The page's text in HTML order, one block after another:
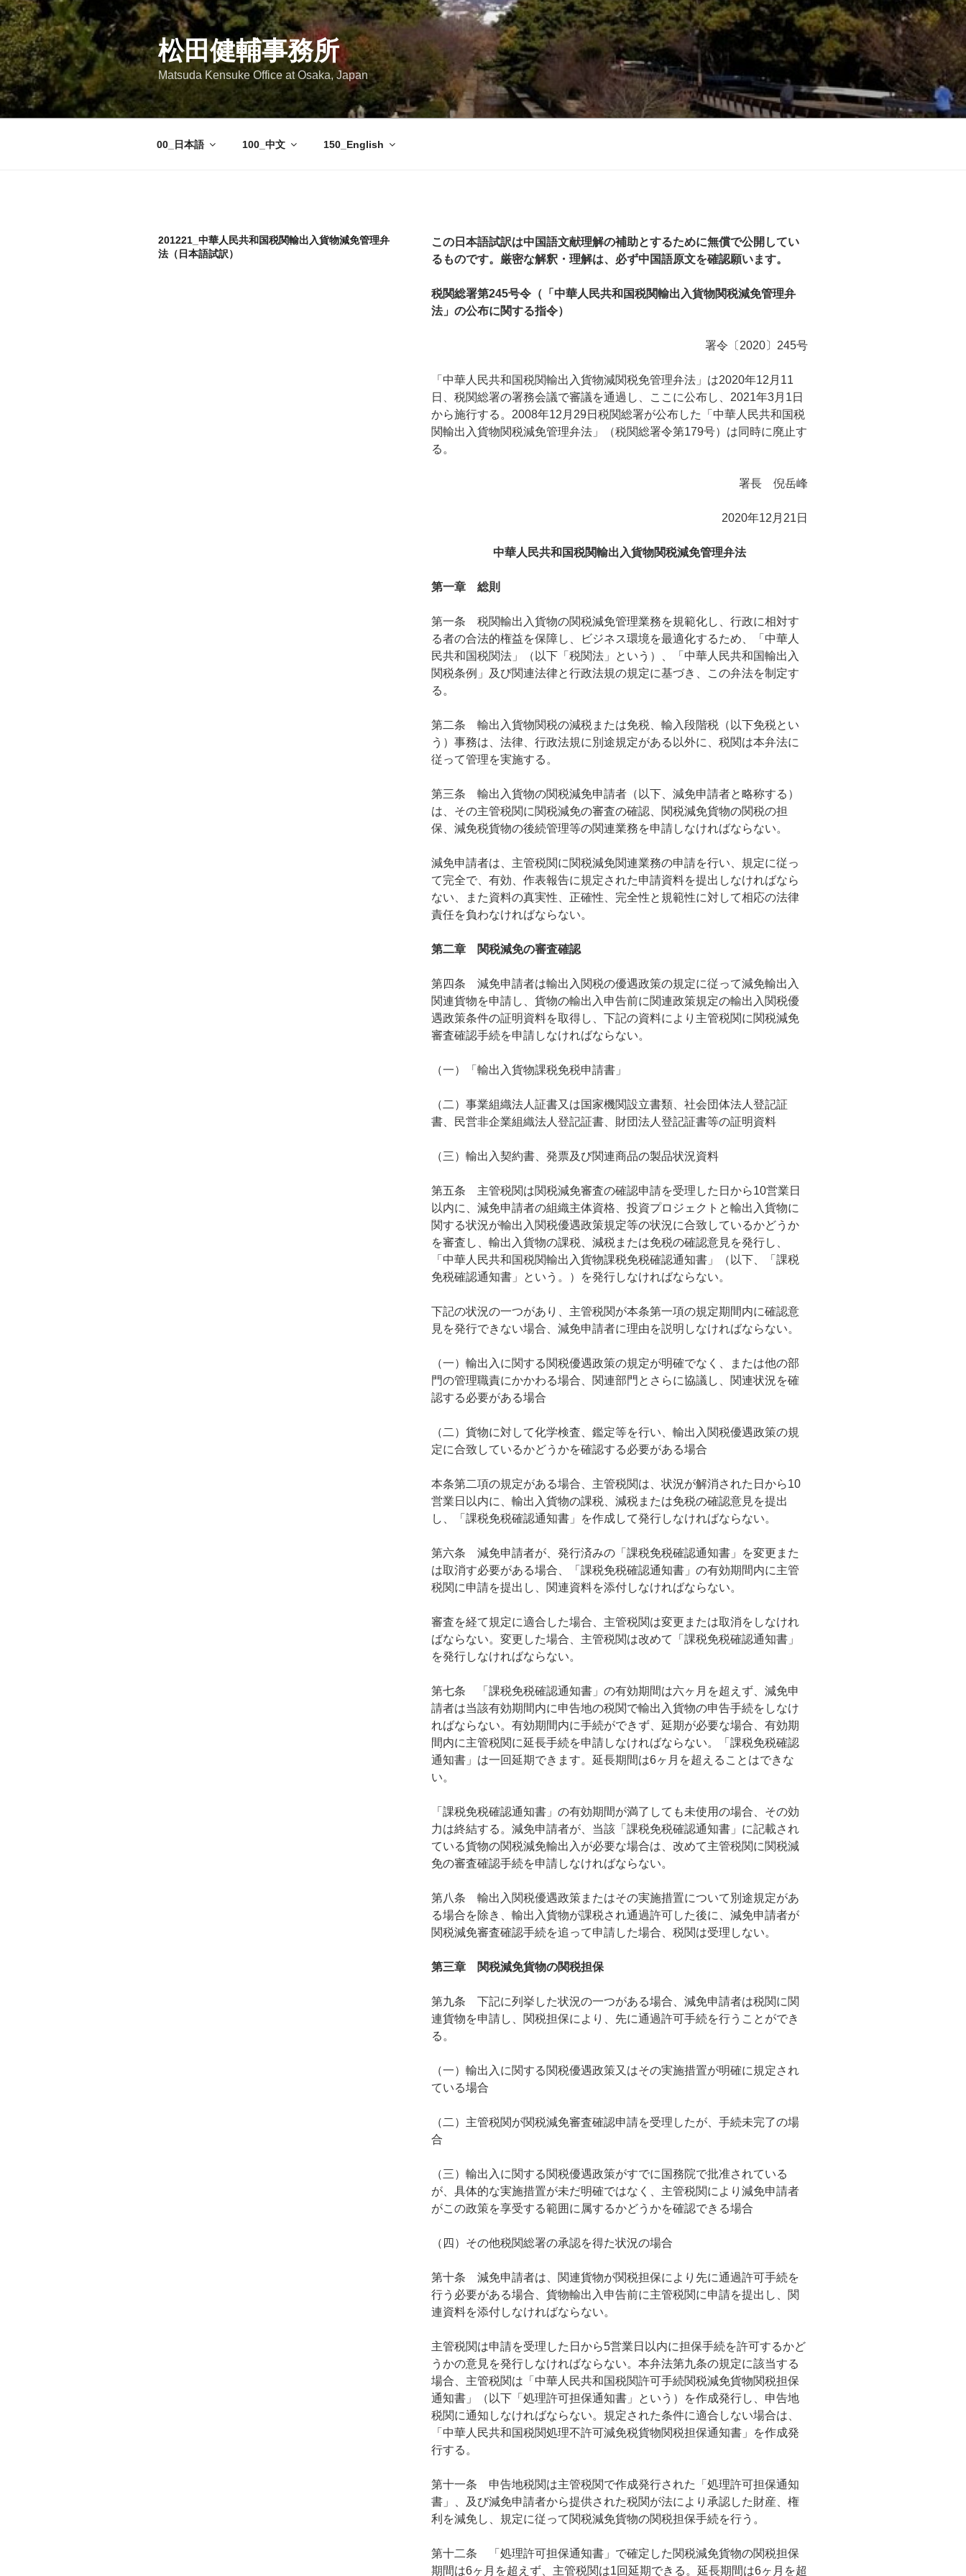
コ
ン
テ
ン
ツ
へ
ス
松田健輔事務所
Matsuda Kensuke Office at Osaka, Japan
00_日本語 100_中文 150_English
201221_中華人民共和国税関輸出入貨物減免管理弁
法（日本語試訳）
この日本語試訳は中国語文献理解の補助とするために無償で公開してい
るものです。厳密な解釈・理解は、必ず中国語原文を確認願います。
税関総署第245号令（「中華人民共和国税関輸出入貨物関税減免管理弁
法」の公布に関する指令）
署令〔2020〕245号
「中華人民共和国税関輸出入貨物減関税免管理弁法」は2020年12月11
日、税関総署の署務会議で審議を通過し、ここに公布し、2021年3月1日
から施行する。2008年12月29日税関総署が公布した「中華人民共和国税
関輸出入貨物関税減免管理弁法」（税関総署令第179号）は同時に廃止す
る。
署長 倪岳峰
2020年12月21日
中華人民共和国税関輸出入貨物関税減免管理弁法
第一章 総則
第一条 税関輸出入貨物の関税減免管理業務を規範化し、行政に相対す
る者の合法的権益を保障し、ビジネス環境を最適化するため、「中華人
民共和国税関法」（以下「税関法」という）、「中華人民共和国輸出入
関税条例」及び関連法律と行政法規の規定に基づき、この弁法を制定す
る。
第二条 輸出入貨物関税の減税または免税、輸入段階税（以下免税とい
う）事務は、法律、行政法規に別途規定がある以外に、税関は本弁法に
従って管理を実施する。
第三条 輸出入貨物の関税減免申請者（以下、減免申請者と略称する）
は、その主管税関に関税減免の審査の確認、関税減免貨物の関税の担
保、減免税貨物の後続管理等の関連業務を申請しなければならない。
減免申請者は、主管税関に関税減免関連業務の申請を行い、規定に従っ
て完全で、有効、作表報告に規定された申請資料を提出しなければなら
ない、また資料の真実性、正確性、完全性と規範性に対して相応の法律
責任を負わなければならない。
第二章 関税減免の審査確認
第四条 減免申請者は輸出入関税の優遇政策の規定に従って減免輸出入
関連貨物を申請し、貨物の輸出入申告前に関連政策規定の輸出入関税優
遇政策条件の証明資料を取得し、下記の資料により主管税関に関税減免
審査確認手続を申請しなければならない。
（一）「輸出入貨物課税免税申請書」
（二）事業組織法人証書又は国家機関設立書類、社会団体法人登記証
書、民営非企業組織法人登記証書、財団法人登記証書等の証明資料
（三）輸出入契約書、発票及び関連商品の製品状況資料
第五条 主管税関は関税減免審査の確認申請を受理した日から10営業日
以内に、減免申請者の組織主体資格、投資プロジェクトと輸出入貨物に
関する状況が輸出入関税優遇政策規定等の状況に合致しているかどうか
を審査し、輸出入貨物の課税、減税または免税の確認意見を発行し、
「中華人民共和国税関輸出入貨物課税免税確認通知書」（以下、「課税
免税確認通知書」という。）を発行しなければならない。
下記の状況の一つがあり、主管税関が本条第一項の規定期間内に確認意
見を発行できない場合、減免申請者に理由を説明しなければならない。
（一）輸出入に関する関税優遇政策の規定が明確でなく、または他の部
門の管理職責にかかわる場合、関連部門とさらに協議し、関連状況を確
認する必要がある場合
（二）貨物に対して化学検査、鑑定等を行い、輸出入関税優遇政策の規
定に合致しているかどうかを確認する必要がある場合
本条第二項の規定がある場合、主管税関は、状況が解消された日から10
営業日以内に、輸出入貨物の課税、減税または免税の確認意見を提出
し、「課税免税確認通知書」を作成して発行しなければならない。
第六条 減免申請者が、発行済みの「課税免税確認通知書」を変更また
は取消す必要がある場合、「課税免税確認通知書」の有効期間内に主管
税関に申請を提出し、関連資料を添付しなければならない。
審査を経て規定に適合した場合、主管税関は変更または取消をしなけれ
ばならない。変更した場合、主管税関は改めて「課税免税確認通知書」
を発行しなければならない。
第七条 「課税免税確認通知書」の有効期間は六ヶ月を超えず、減免申
請者は当該有効期間内に申告地の税関で輸出入貨物の申告手続をしなけ
ればならない。有効期間内に手続ができず、延期が必要な場合、有効期
間内に主管税関に延長手続を申請しなければならない。「課税免税確認
通知書」は一回延期できます。延長期間は6ヶ月を超えることはできな
い。
「課税免税確認通知書」の有効期間が満了しても未使用の場合、その効
力は終結する。減免申請者が、当該「課税免税確認通知書」に記載され
ている貨物の関税減免輸出入が必要な場合は、改めて主管税関に関税減
免の審査確認手続を申請しなければならない。
第八条 輸出入関税優遇政策またはその実施措置について別途規定があ
る場合を除き、輸出入貨物が課税され通過許可した後に、減免申請者が
関税減免審査確認手続を追って申請した場合、税関は受理しない。
第三章 関税減免貨物の関税担保
第九条 下記に列挙した状況の一つがある場合、減免申請者は税関に関
連貨物を申請し、関税担保により、先に通過許可手続を行うことができ
る。
（一）輸出入に関する関税優遇政策又はその実施措置が明確に規定され
ている場合
（二）主管税関が関税減免審査確認申請を受理したが、手続未完了の場
合
（三）輸出入に関する関税優遇政策がすでに国務院で批准されている
が、具体的な実施措置が未だ明確ではなく、主管税関により減免申請者
がこの政策を享受する範囲に属するかどうかを確認できる場合
（四）その他税関総署の承認を得た状況の場合
第十条 減免申請者は、関連貨物が関税担保により先に通過許可手続を
行う必要がある場合、貨物輸出入申告前に主管税関に申請を提出し、関
連資料を添付しなければならない。
主管税関は申請を受理した日から5営業日以内に担保手続を許可するかど
うかの意見を発行しなければならない。本弁法第九条の規定に該当する
場合、主管税関は「中華人民共和国税関許可手続関税減免貨物関税担保
通知書」（以下「処理許可担保通知書」という）を作成発行し、申告地
税関に通知しなければならない。規定された条件に適合しない場合は、
「中華人民共和国税関処理不許可減免税貨物関税担保通知書」を作成発
行する。
第十一条 申告地税関は主管税関で作成発行された「処理許可担保通知
書」、及び減免申請者から提供された税関が法により承認した財産、権
利を減免し、規定に従って関税減免貨物の関税担保手続を行う。
第十二条 「処理許可担保通知書」で確定した関税減免貨物の関税担保
期間は6ヶ月を超えず、主管税関は1回延期できる。延長期間は6ヶ月を超